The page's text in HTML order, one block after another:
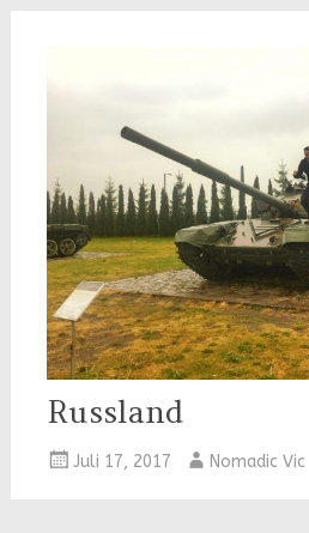
Russland
Juli 17, 2017 Nomadic Vic